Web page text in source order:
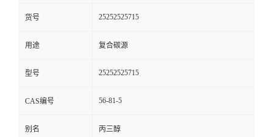
货号 25252525715
用途 复合碳源
型号 25252525715
CAS编号 56-81-5
别名 丙三醇